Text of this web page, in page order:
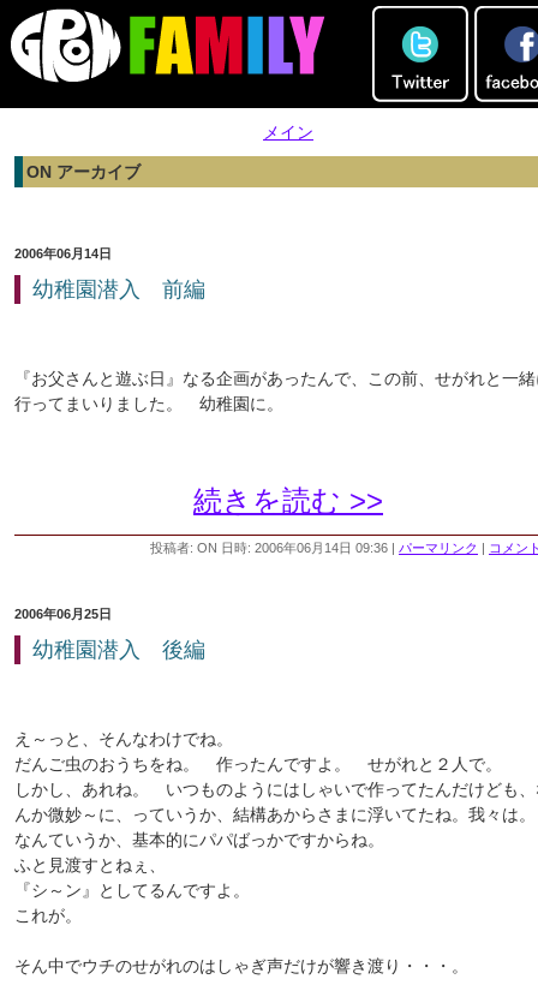
メイン
ON アーカイブ
2006年06月14日
幼稚園潜入 前編
『お父さんと遊ぶ日』なる企画があったんで、この前、せがれと一
行ってまいりました。 幼稚園に。
続きを読む >>
投稿者: ON 日時: 2006年06月14日 09:36 | パーマリンク | コメン
2006年06月25日
幼稚園潜入 後編
え～っと、そんなわけでね。
だんご虫のおうちをね。 作ったんですよ。 せがれと２人で。
しかし、あれね。 いつものようにはしゃいで作ってたんだけども
んか微妙～に、っていうか、結構あからさまに浮いてたね。我々は。
なんていうか、基本的にパパばっかですからね。
ふと見渡すとねぇ、
『シ～ン』としてるんですよ。
これが。
そん中でウチのせがれのはしゃぎ声だけが響き渡り・・・。